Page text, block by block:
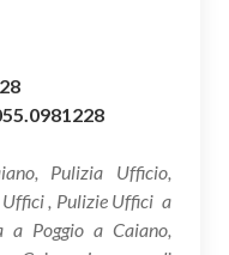
Pulizia Ufficio,
, Pulizie Uffici a
a Poggio a Caiano,